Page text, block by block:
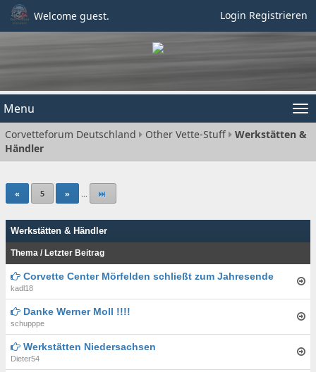
Welcome guest. Login Registrieren
Menu
Corvetteforum Deutschland Other Vette-Stuff
Werkstätten &
Händler
« 5 » ...
Werkstätten & Händler
Thema / Letzter Beitrag
Corvette Center Mörfelden schließt zum Jahresende
kadl18
Danke Werner Moll !!!!
schupppe
Werkstätten Niedersachsen
Dieter54